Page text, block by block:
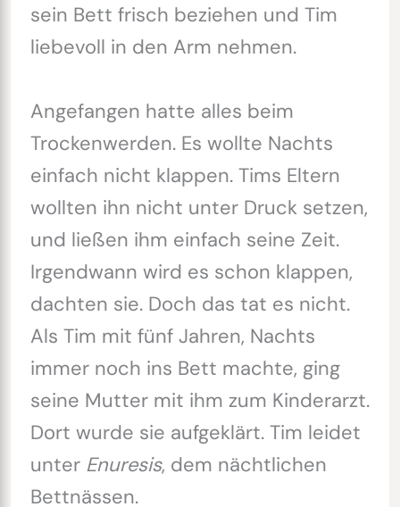
sein Bett frisch beziehen und Tim
liebevoll in den Arm nehmen.
Angefangen hatte alles beim
Trockenwerden. Es wollte Nachts
einfach nicht klappen. Tims Eltern
wollten ihn nicht unter Druck setzen,
und ließen ihm einfach seine Zeit.
Irgendwann wird es schon klappen,
dachten sie. Doch das tat es nicht.
Als Tim mit fünf Jahren, Nachts
immer noch ins Bett machte, ging
seine Mutter mit ihm zum Kinderarzt.
Dort wurde sie aufgeklärt. Tim leidet
unter Enuresis, dem nächtlichen
Bettnässen.